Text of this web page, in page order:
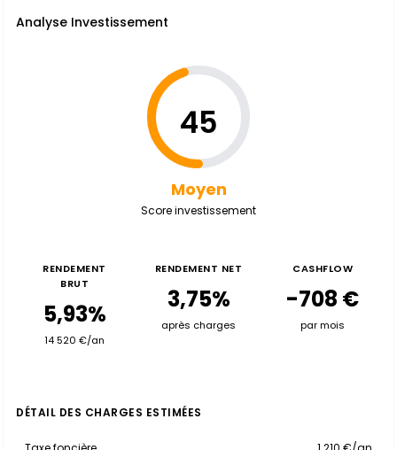
Analyse Investissement
45
Moyen
Score investissement
RENDEMENT
BRUT
5,93%
14 520 €/an
RENDEMENT NET
3,75%
après charges
CASHFLOW
-708 €
par mois
DÉTAIL DES CHARGES ESTIMÉES